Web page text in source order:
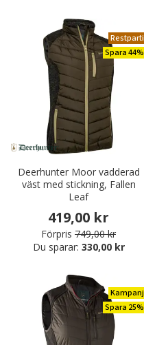
Restparti
Spara 44%
Deerhunter Moor vadderad
väst med stickning, Fallen
Leaf
419,00 kr
Förpris 749,00 kr
Du sparar: 330,00 kr
Kampanj
Spara 25%